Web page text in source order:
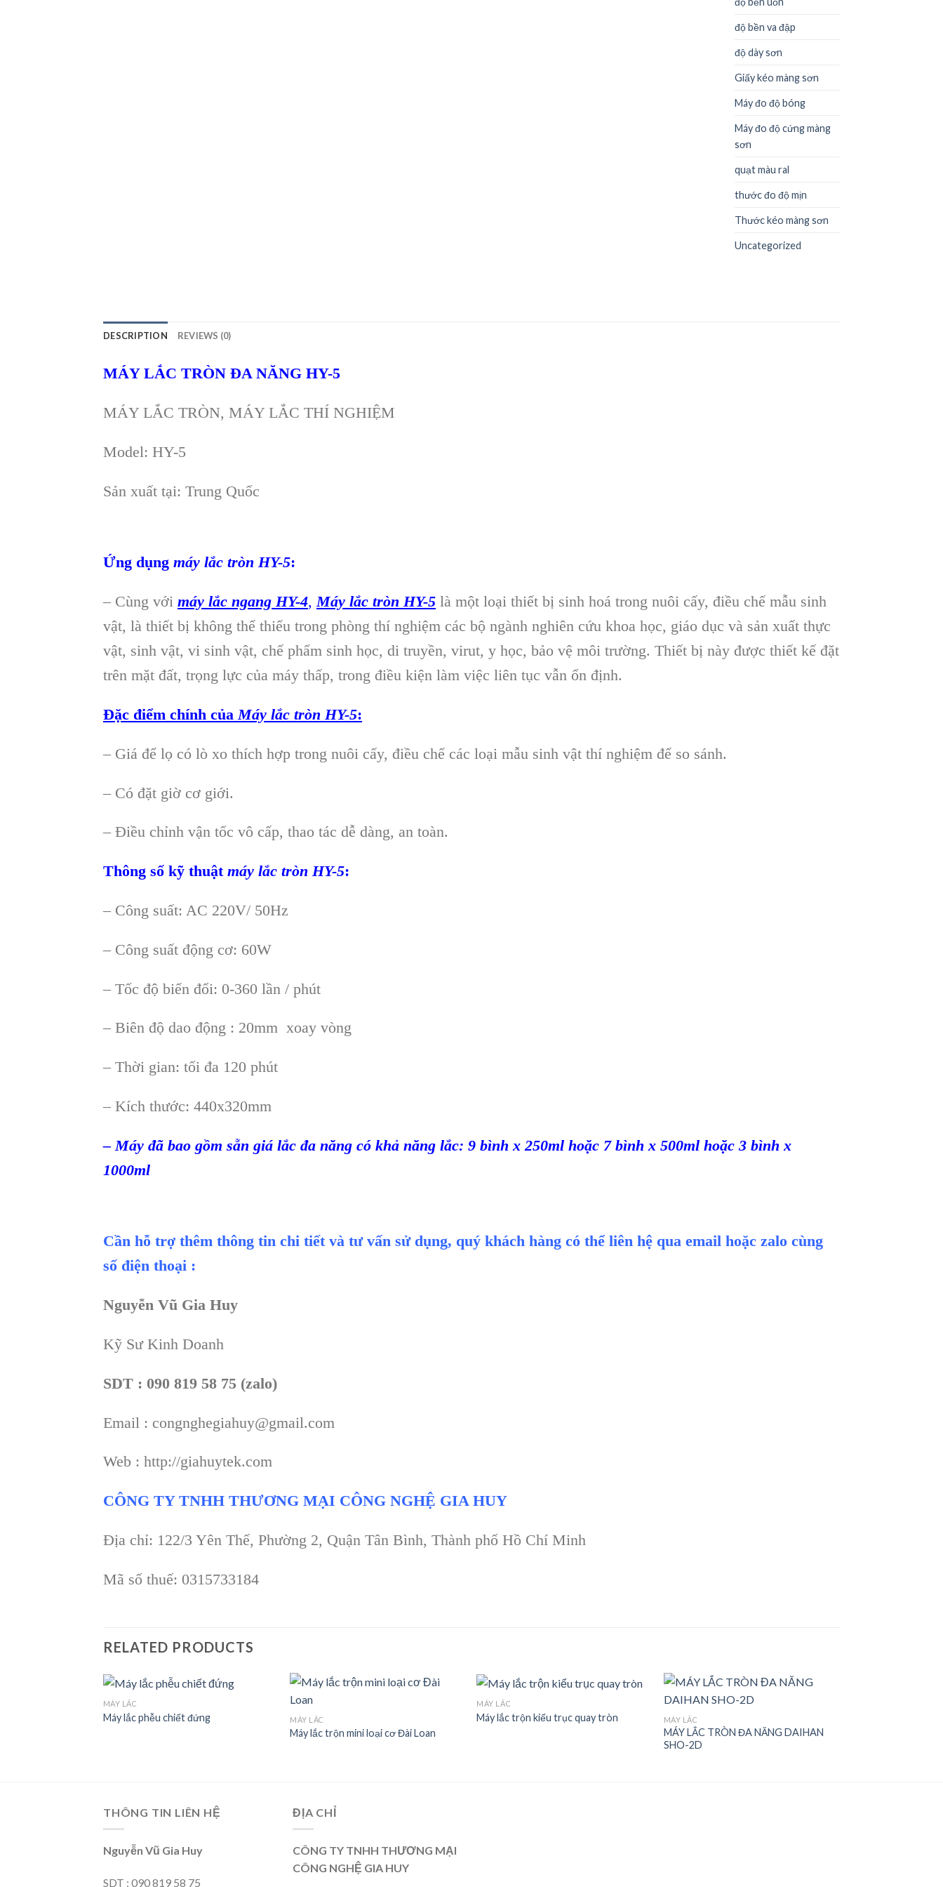
độ bền va đập
độ dày sơn
Giấy kéo màng sơn
Máy đo độ bóng
Máy đo độ cứng màng
sơn
quạt màu ral
thước đo độ mịn
Thước kéo màng sơn
Uncategorized
DESCRIPTION REVIEWS (0)
MÁY LẮC TRÒN ĐA NĂNG HY-5
MÁY LẮC TRÒN, MÁY LẮC THÍ NGHIỆM
Model: HY-5
Sản xuất tại: Trung Quốc
Ứng dụng máy lắc tròn HY-5:
– Cùng với máy lắc ngang HY-4,Máy lắc tròn HY-5 là một loại thiết bị sinh hoá trong nuôi cấy, điều chế mẫu sinh
vật, là thiết bị không thể thiếu trong phòng thí nghiệm các bộ ngành nghiên cứu khoa học, giáo dục và sản xuất thực
vật, sinh vật, vi sinh vật, chế phẩm sinh học, di truyền, virut, y học, bảo vệ môi trường. Thiết bị này được thiết kế đặt
trên mặt đất, trọng lực của máy thấp, trong điều kiện làm việc liên tục vẫn ổn định.
Đặc điểm chính của Máy lắc tròn HY-5:
– Giá để lọ có lò xo thích hợp trong nuôi cấy, điều chế các loại mẫu sinh vật thí nghiệm để so sánh.
– Có đặt giờ cơ giới.
– Điều chỉnh vận tốc vô cấp, thao tác dễ dàng, an toàn.
Thông số kỹ thuật máy lắc tròn HY-5:
– Công suất: AC 220V/ 50Hz
– Công suất động cơ: 60W
– Tốc độ biến đổi: 0-360 lần / phút
– Biên độ dao động : 20mm xoay vòng
– Thời gian: tối đa 120 phút
– Kích thước: 440х320mm
– Máy đã bao gồm sẵn giá lắc đa năng có khả năng lắc: 9 bình x 250ml hoặc 7 bình x 500ml hoặc 3 bình x
1000ml
Cần hỗ trợ thêm thông tin chi tiết và tư vấn sử dụng, quý khách hàng có thể liên hệ qua email hoặc zalo cùng
số điện thoại :
Nguyễn Vũ Gia Huy
Kỹ Sư Kinh Doanh
SDT : 090 819 58 75 (zalo)
Email : congnghegiahuy@gmail.com
Web : http://giahuytek.com
CÔNG TY TNHH THƯƠNG MẠI CÔNG NGHỆ GIA HUY
Địa chỉ: 122/3 Yên Thế, Phường 2, Quận Tân Bình, Thành phố Hồ Chí Minh
Mã số thuế: 0315733184
RELATED PRODUCTS
MÁY LẮC
Máy lắc phễu chiết đứng
Add to
MÁY LẮC
Máy lắc trộn mini loại cơ Đài Loan
MÁY LẮC
Máy lắc trộn kiểu trục quay tròn
Add to
MÁY LẮC
MÁY LẮC TRÒN ĐA NĂNG DAIHAN
SHO-2D
THÔNG TIN LIÊN HỆ
Nguyễn Vũ Gia Huy
SDT : 090 819 58 75
ĐỊA CHỈ
CÔNG TY TNHH THƯƠNG MẠI
CÔNG NGHỆ GIA HUY